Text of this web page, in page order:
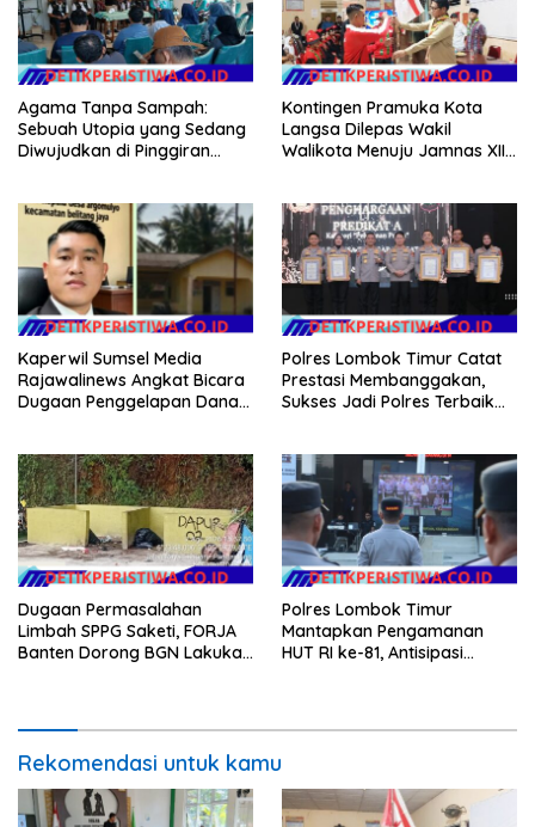
Agama Tanpa Sampah:
Sebuah Utopia yang Sedang
Diwujudkan di Pinggiran
Kontingen Pramuka Kota
Langsa Dilepas Wakil
Walikota Menuju Jamnas XII
Kaperwil Sumsel Media
Rajawalinews Angkat Bicara
Dugaan Penggelapan Dana
Hilang 3 Bulan Bawa
Anggaran Pembangunan
Polres Lombok Timur Catat
Prestasi Membanggakan,
Sukses Jadi Polres Terbaik
Dugaan Permasalahan
Limbah SPPG Saketi, FORJA
Banten Dorong BGN Lakukan
Polres Lombok Timur
Mantapkan Pengamanan
HUT RI ke-81, Antisipasi
Rekomendasi untuk kamu